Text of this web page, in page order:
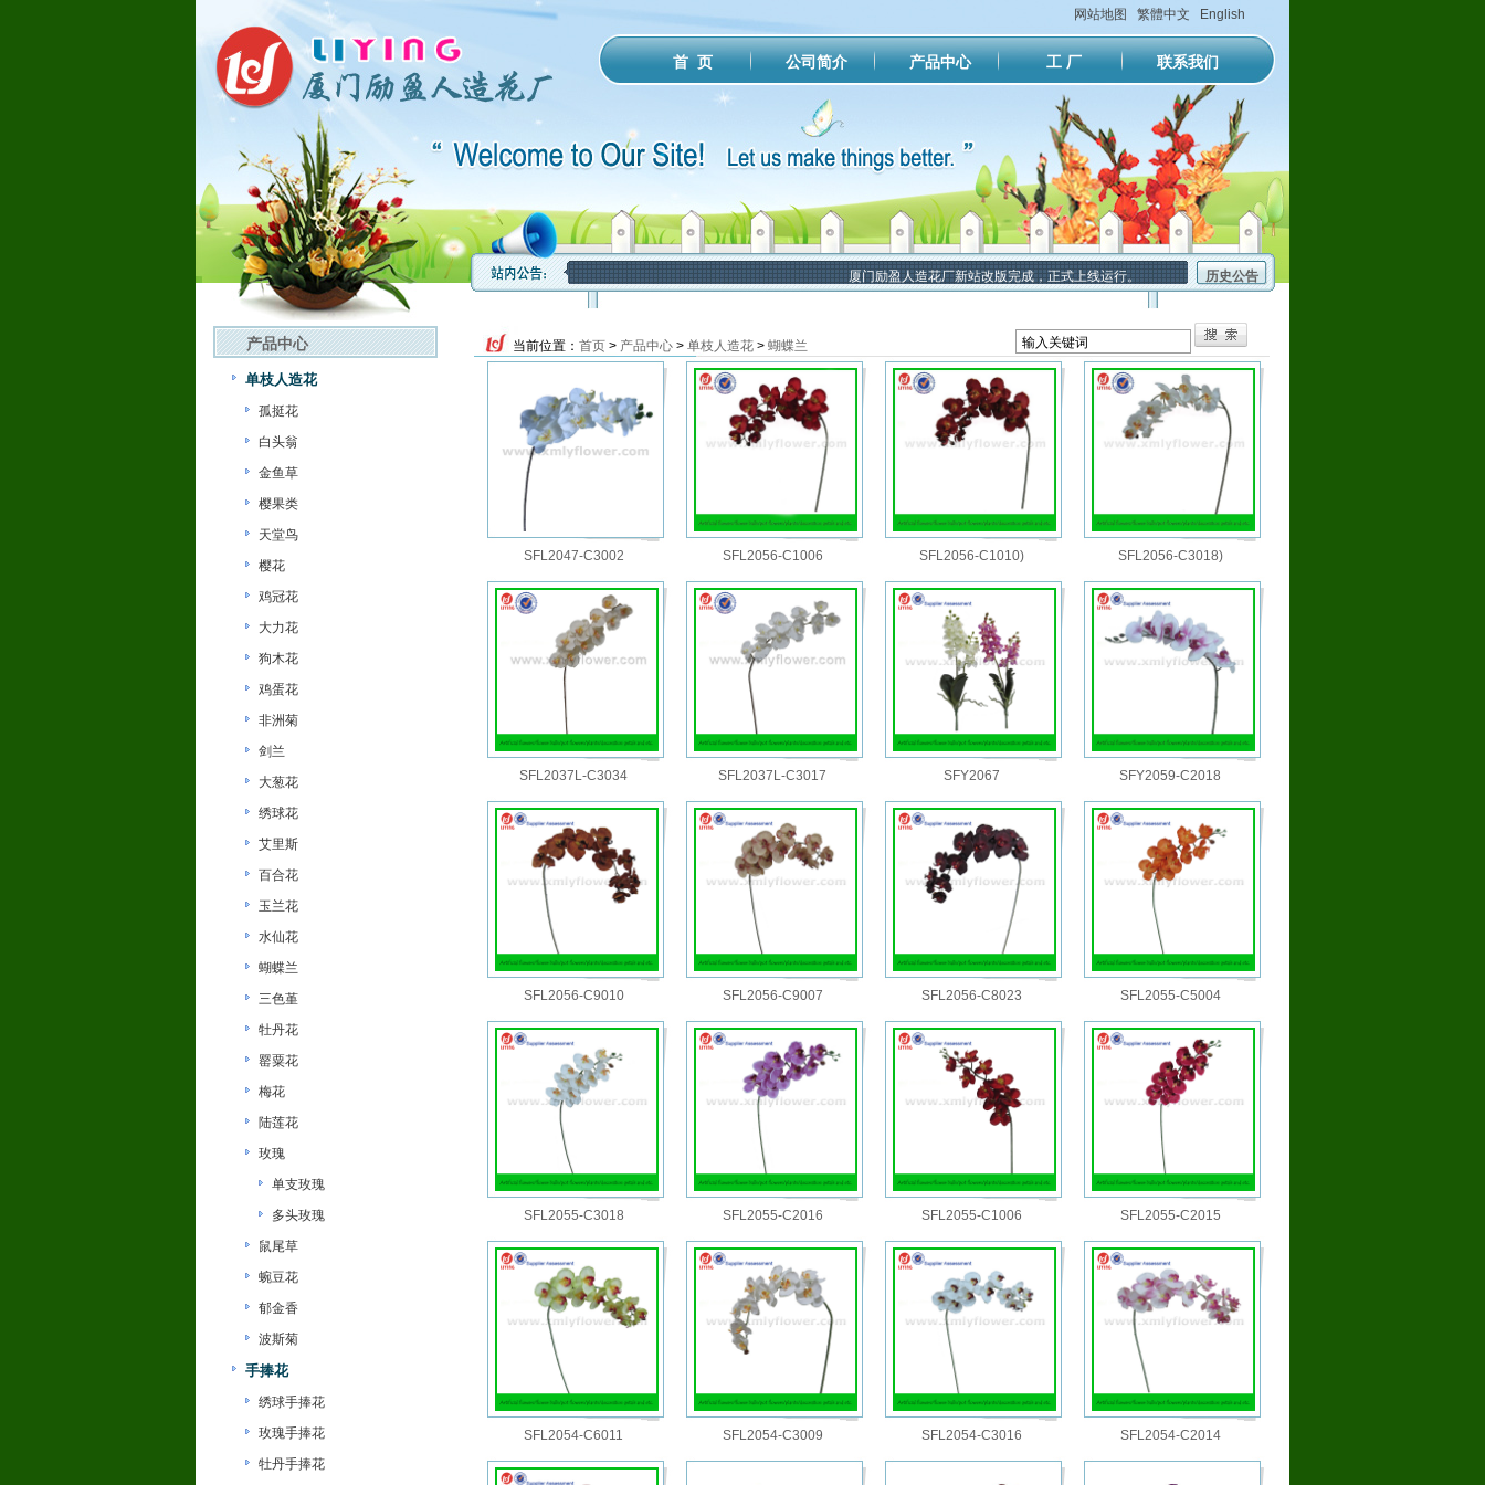
网站地图 繁體中文 English
首 页 公司简介 产品中心 工 厂 联系我们
厦门励盈人造花厂新站改版完成，正式上线运行。 历史公告
产品中心
单枝人造花
孤挺花
白头翁
金鱼草
樱果类
天堂鸟
樱花
鸡冠花
大力花
狗木花
鸡蛋花
非洲菊
剑兰
大葱花
绣球花
艾里斯
百合花
玉兰花
水仙花
蝴蝶兰
三色堇
牡丹花
罂粟花
梅花
陆莲花
玫瑰
单支玫瑰
多头玫瑰
鼠尾草
蜿豆花
郁金香
波斯菊
手捧花
绣球手捧花
玫瑰手捧花
牡丹手捧花
当前位置： 首页 > 产品中心 > 单枝人造花 > 蝴蝶兰
SFL2047-C3002 SFL2056-C1006 SFL2056-C1010) SFL2056-C3018)
SFL2037L-C3034 SFL2037L-C3017 SFY2067 SFY2059-C2018
SFL2056-C9010 SFL2056-C9007 SFL2056-C8023 SFL2055-C5004
SFL2055-C3018 SFL2055-C2016 SFL2055-C1006 SFL2055-C2015
SFL2054-C6011 SFL2054-C3009 SFL2054-C3016 SFL2054-C2014